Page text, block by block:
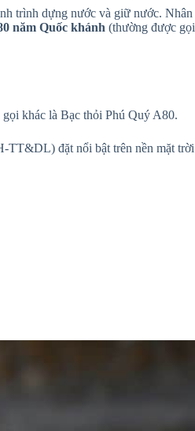
trình dựng nước và giữ nước. Nhân
năm Quốc khánh (thường được gọi
gọi khác là Bạc thỏi Phú Quý A80.
TT&DL) đặt nổi bật trên nền mặt trời